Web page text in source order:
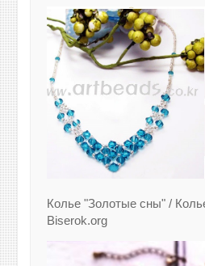
Колье "Золотые сны" /
Biserok.org